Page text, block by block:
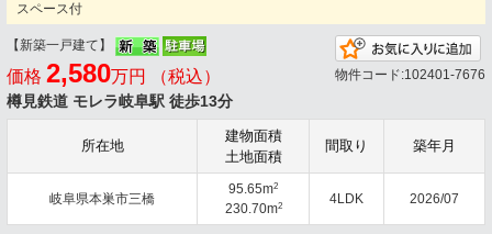
スペース付
【新築一戸建て】
価格 2,580万円 （税込）
樽見鉄道 モレラ岐阜駅 徒歩13分
物件コード:102401-7676
所在地
建物面積
土地面積
間取り 築年月
岐阜県本巣市三橋
95.65m2
230.70m2 4LDK 2026/07